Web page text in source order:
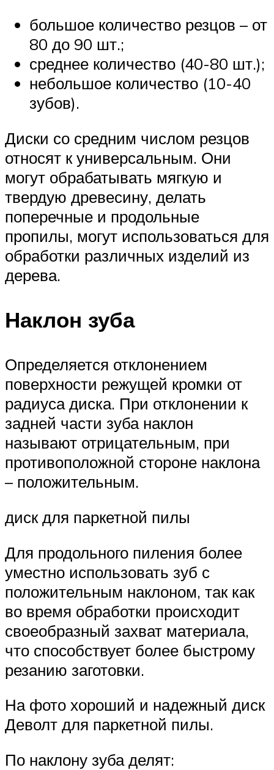
большое количество резцов – от
80 до 90 шт.;
среднее количество (40-80 шт.);
небольшое количество (10-40
зубов).
Диски со средним числом резцов
относят к универсальным. Они
могут обрабатывать мягкую и
твердую древесину, делать
поперечные и продольные
пропилы, могут использоваться для
обработки различных изделий из
дерева.
Наклон зуба
Определяется отклонением
поверхности режущей кромки от
радиуса диска. При отклонении к
задней части зуба наклон
называют отрицательным, при
противоположной стороне наклона
– положительным.
диск для паркетной пилы
Для продольного пиления более
уместно использовать зуб с
положительным наклоном, так как
во время обработки происходит
своеобразный захват материала,
что способствует более быстрому
резанию заготовки.
На фото хороший и надежный диск
Деволт для паркетной пилы.
По наклону зуба делят: